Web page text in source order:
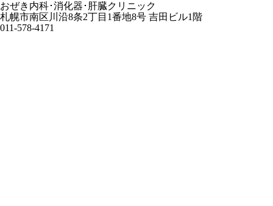
おぜき内科･消化器･肝臓クリニック
札幌市南区川沿8条2丁目1番地8号 吉田ビル1階
011-578-4171